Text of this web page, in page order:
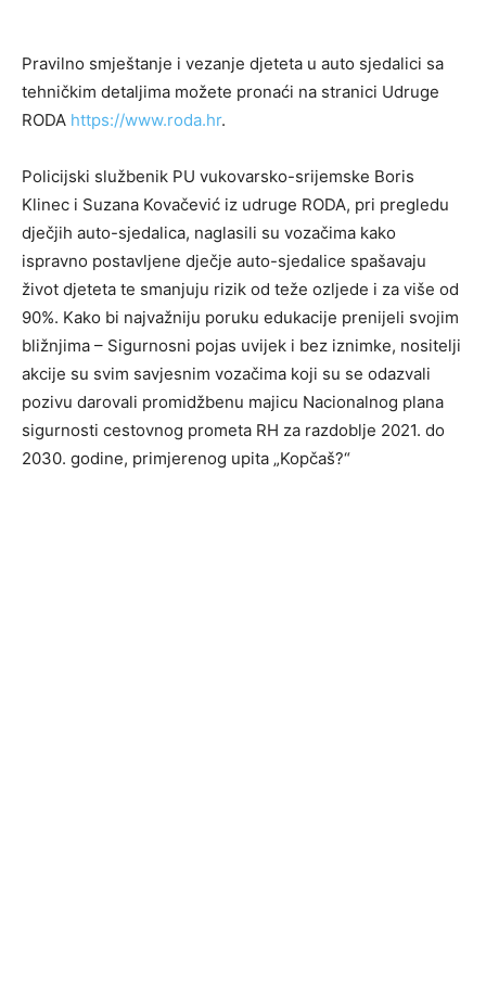
Pravilno smještanje i vezanje djeteta u auto sjedalici sa
tehničkim detaljima možete pronaći na stranici Udruge
RODA https://www.roda.hr.
Policijski službenik PU vukovarsko-srijemske Boris
Klinec i Suzana Kovačević iz udruge RODA, pri pregledu
dječjih auto-sjedalica, naglasili su vozačima kako
ispravno postavljene dječje auto-sjedalice spašavaju
život djeteta te smanjuju rizik od teže ozljede i za više od
90%. Kako bi najvažniju poruku edukacije prenijeli svojim
bližnjima – Sigurnosni pojas uvijek i bez iznimke, nositelji
akcije su svim savjesnim vozačima koji su se odazvali
pozivu darovali promidžbenu majicu Nacionalnog plana
sigurnosti cestovnog prometa RH za razdoblje 2021. do
2030. godine, primjerenog upita „Kopčaš?“